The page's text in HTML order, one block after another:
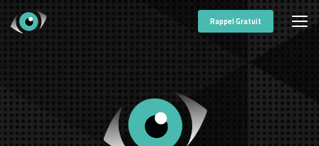
contenu
Rappel Gratuit